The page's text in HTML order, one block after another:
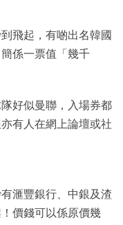
飛起，有啲出名韓國
係一票值「幾千
好似曼聯，入場券都
有人在網上論壇或社
滙豐銀行、中銀及渣
價錢可以係原價幾